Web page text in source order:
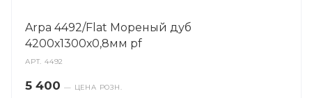
Arpa 4492/Flat Мореный дуб
4200х1300х0,8мм pf
АРТ.4492
5 400 — ЦЕНА РОЗН.